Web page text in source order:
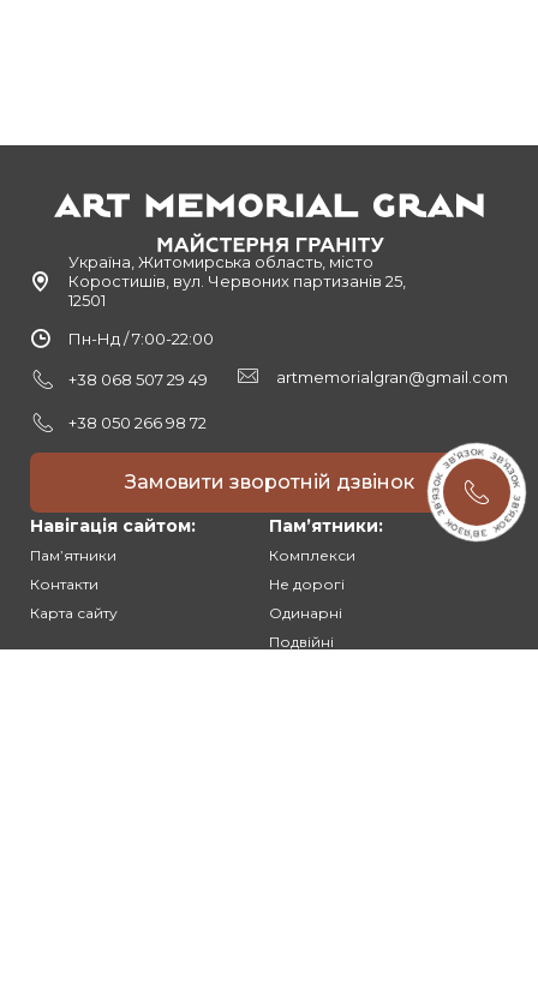
Україна, Житомирська область, місто
Коростишів, вул. Червоних партизанів 25,
12501
Пн-Нд / 7:00-22:00
+38 068 507 29 49
+38 050 266 98 72
artmemorialgran@gmail.com
Замовити зворотній дзвінок
Навігація сайтом:
Памʼятники
Контакти
Карта сайту
Памʼятники:
Комплекси
Не дорогі
Одинарні
Подвійні